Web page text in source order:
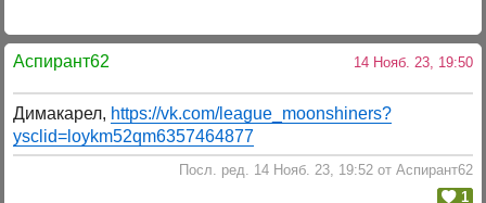
Аспирант62 14 Нояб. 23, 19:50
Димакарел, https://vk.com/league_moonshiners?
ysclid=loykm52qm6357464877
Посл. ред. 14 Нояб. 23, 19:52 от Аспирант62
1